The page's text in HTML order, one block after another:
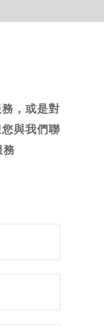
，或是對
與我們聯
務